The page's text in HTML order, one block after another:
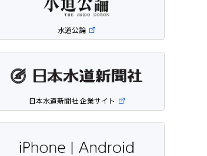
水道公論
日本水道新聞社 企業サイト